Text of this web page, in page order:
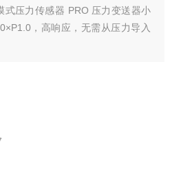
式压力传感器 PRO 压力变送器小
，高响应，无需从压力导入